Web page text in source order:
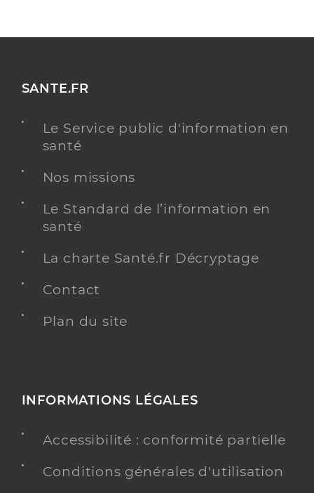
SANTE.FR
Le Service public d'information en
santé
Nos missions
Le Standard de l’information en
santé
La charte Santé.fr Décryptage
Contact
Plan du site
INFORMATIONS LÉGALES
Accessibilité : conformité partielle
Conditions générales d'utilisation